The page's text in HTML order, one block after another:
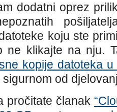
dodatni oprez
koju ste
ne klikajte na nju.
kopije datoteka
od
pročitate članak